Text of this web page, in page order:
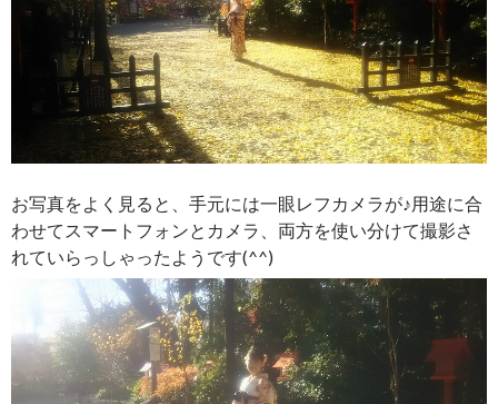
お写真をよく見ると、手元には一眼レフカメラが♪用途に合
わせてスマートフォンとカメラ、両方を使い分けて撮影さ
れていらっしゃったようです(^^)